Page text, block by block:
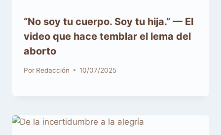
“No soy tu cuerpo. Soy tu hija.” — El
video que hace temblar el lema del
aborto
Por Redacción 10/07/2025